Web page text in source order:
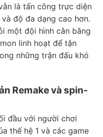
là tấn công trực diện
độ đa dạng cao hơn.
một đội hình cân bằng
linh hoạt để tận
những trận đấu khó
Remake và spin-
đầu với người chơi
thế hệ 1 và các game